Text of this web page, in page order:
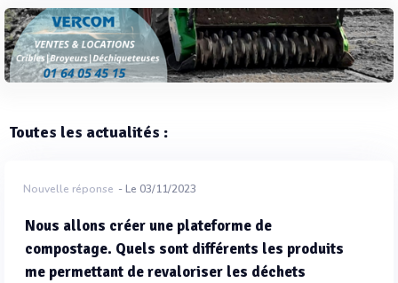
Toutes les actualités :
Nouvelle réponse - Le 03/11/2023
Nous allons créer une plateforme de
compostage. Quels sont différents les produits
me permettant de revaloriser les déchets